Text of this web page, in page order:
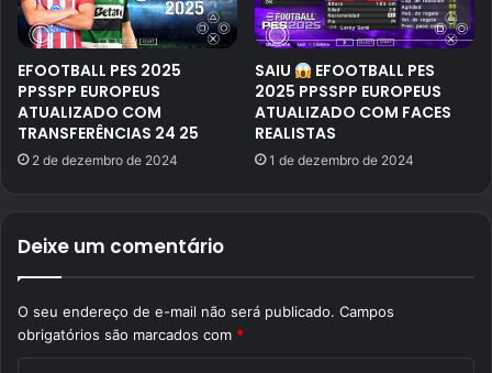
EFOOTBALL PES 2025
PPSSPP EUROPEUS
ATUALIZADO COM
TRANSFERÊNCIAS 24 25
2 de dezembro de 2024
SAIU
EFOOTBALL PES
2025 PPSSPP EUROPEUS
ATUALIZADO COM FACES
REALISTAS
1 de dezembro de 2024
Deixe um comentário
O seu endereço de e-mail não será publicado. Campos
obrigatórios são marcados com *